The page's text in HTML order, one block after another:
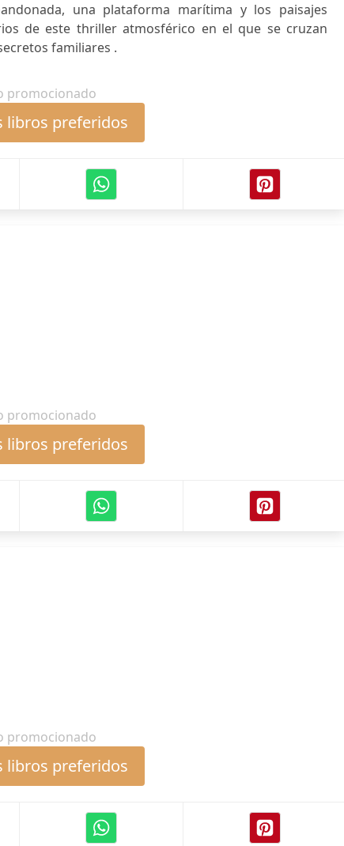
una plataforma marítima y los paisajes
de este thriller atmosférico en el que se cruzan
familiares .
promocionado
libros preferidos
promocionado
libros preferidos
promocionado
libros preferidos